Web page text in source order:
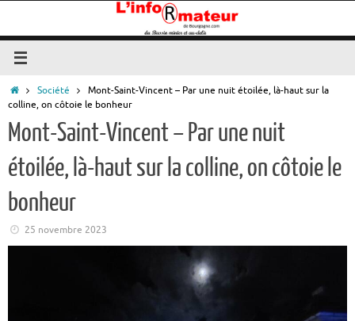
contenu
Accueil
Société
Mont-Saint-Vincent – Par une nuit étoilée, là-haut sur la
colline, on côtoie le bonheur
Mont-Saint-Vincent – Par une nuit
étoilée, là-haut sur la colline, on côtoie le
bonheur
25 novembre 2023